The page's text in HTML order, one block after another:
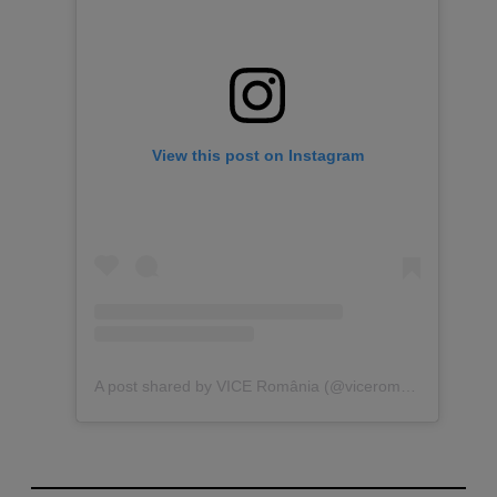
View this post on Instagram
A post shared by VICE România (@viceromania)